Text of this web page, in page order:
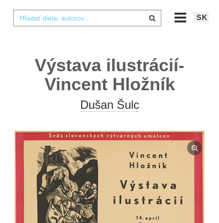
SK
Výstava ilustrácií-
Vincent Hložník
Dušan Šulc